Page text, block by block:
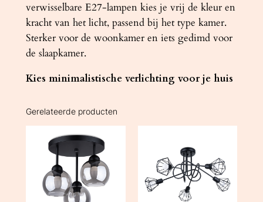
verwisselbare E27-lampen kies je vrij de kleur en
kracht van het licht, passend bij het type kamer.
Sterker voor de woonkamer en iets gedimd voor
de slaapkamer.
Kies minimalistische verlichting voor je huis
Gerelateerde producten